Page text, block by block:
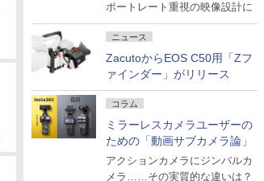
ポートレート重視の映像設計に
ニュース
ZacutoからEOS C50用「Zフ
ァインダー」がリリース
コラム
ミラーレスカメラユーザーの
ための「動画サブカメラ論」
アクションカメラにジンバルカ
メラ……その実質的な違いは？